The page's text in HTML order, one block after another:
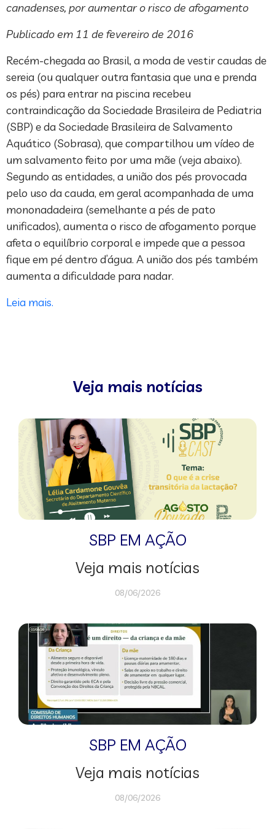
canadenses, por aumentar o risco de afogamento
Publicado em 11 de fevereiro de 2016
Recém-chegada ao Brasil, a moda de vestir caudas de
sereia (ou qualquer outra fantasia que una e prenda
os pés) para entrar na piscina recebeu
contraindicação da Sociedade Brasileira de Pediatria
(SBP) e da Sociedade Brasileira de Salvamento
Aquático (Sobrasa), que compartilhou um vídeo de
um salvamento feito por uma mãe (veja abaixo).
Segundo as entidades, a união dos pés provocada
pelo uso da cauda, em geral acompanhada de uma
mononadadeira (semelhante a pés de pato
unificados), aumenta o risco de afogamento porque
afeta o equilíbrio corporal e impede que a pessoa
fique em pé dentro d’água. A união dos pés também
aumenta a dificuldade para nadar.
Leia mais.
Veja mais notícias
SBP EM AÇÃO
Veja mais notícias
08/06/2026
SBP EM AÇÃO
Veja mais notícias
08/06/2026